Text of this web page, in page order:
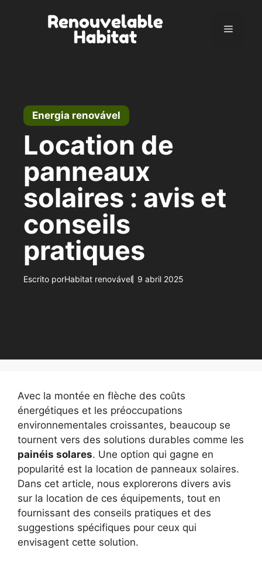
Menu
Energia renovável
Location de
panneaux
solaires : avis et
conseils
pratiques
Escrito porHabitat renovável 9 abril 2025
Avec la montée en flèche des coûts
énergétiques et les préoccupations
environnementales croissantes, beaucoup se
tournent vers des solutions durables comme les
painéis solares. Une option qui gagne en
popularité est la location de panneaux solaires.
Dans cet article, nous explorerons divers avis
sur la location de ces équipements, tout en
fournissant des conseils pratiques et des
suggestions spécifiques pour ceux qui
envisagent cette solution.